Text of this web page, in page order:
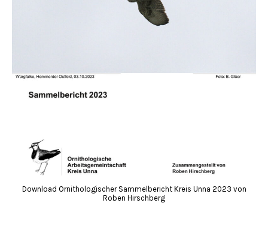
Download Ornithologischer Sammelbericht Kreis Unna 2023 von
Roben Hirschberg